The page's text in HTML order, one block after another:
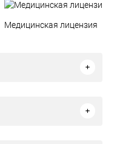
Медицинская лицензия